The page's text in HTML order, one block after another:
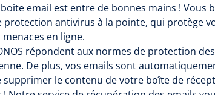
boîte email est entre de bonnes mains ! Vous
protection antivirus à la pointe, qui protège
en ligne.
répondent aux normes de protection
De plus, vos emails sont
supprimer le contenu de votre boîte de